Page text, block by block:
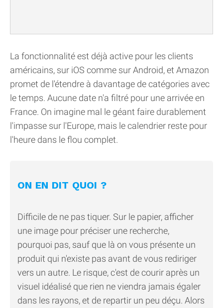
La fonctionnalité est déjà active pour les clients
américains, sur iOS comme sur Android, et Amazon
promet de l'étendre à davantage de catégories avec
le temps. Aucune date n'a filtré pour une arrivée en
France. On imagine mal le géant faire durablement
l'impasse sur l'Europe, mais le calendrier reste pour
l'heure dans le flou complet.
ON EN DIT QUOI ?
Difficile de ne pas tiquer. Sur le papier, afficher
une image pour préciser une recherche,
pourquoi pas, sauf que là on vous présente un
produit qui n'existe pas avant de vous rediriger
vers un autre. Le risque, c'est de courir après un
visuel idéalisé que rien ne viendra jamais égaler
dans les rayons, et de repartir un peu déçu. Alors